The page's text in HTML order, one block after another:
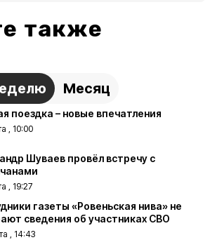
также
Месяц
поездка – новые впечатления
, 10:00
Шуваев провёл встречу с
, 19:27
газеты «Ровеньская нива» не
сведения об участниках СВО
, 14:43